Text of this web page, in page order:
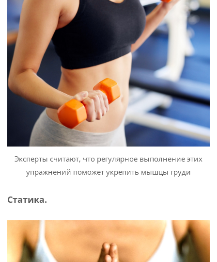
Эксперты считают, что регулярное выполнение этих
упражнений поможет укрепить мышцы груди
Статика.